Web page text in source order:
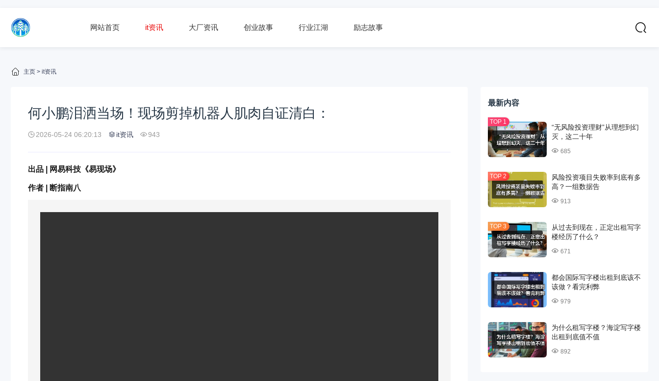
网站首页 it资讯 大厂资讯 创业故事 行业江湖 励志故事
主页 > it资讯
何小鹏泪洒当场！现场剪掉机器人肌肉自证清白：
2026-05-24 06:20:13 it资讯 943
出品 | 网易科技《易现场》
作者 | 断指南八
最新内容
“无风险投资理财”从理想到幻
灭，这二十年
685
风险投资项目失败率到底有多
高？一组数据告
913
从过去到现在，正定出租写字
楼经历了什么？
671
都会国际写字楼出租到底该不
该做？看完利弊
979
为什么租写字楼？海淀写字楼
出租到底值不值
892